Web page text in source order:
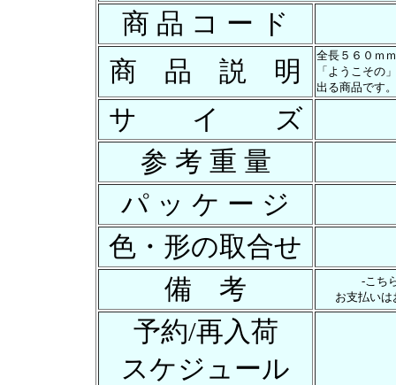
商 品 コ ー ド
商 品 説 明
全長５６０ｍ
「ようこその
出る商品です。
サ イ ズ
参 考 重 量
パ ッ ケ ー ジ
色・形の取合せ
備 考
-こち
お支払い
予約/再入荷
スケジュール